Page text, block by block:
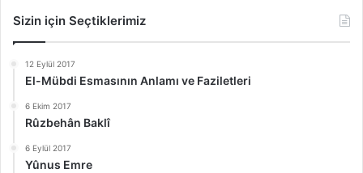
Sizin için Seçtiklerimiz
12 Eylül 2017
El-Mübdi Esmasının Anlamı ve Faziletleri
6 Ekim 2017
Rûzbehân Baklî
6 Eylül 2017
Yûnus Emre